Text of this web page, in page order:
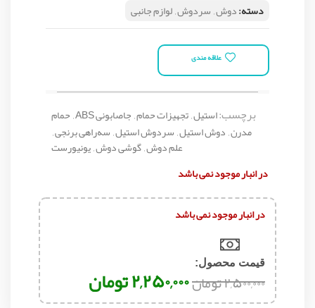
دسته:دوش,سردوش,لوازم جانبی
علاقه مندی
برچسب:استیل,تجهیزات حمام,جاصابونی ABS ,حمام
مدرن,دوش استیل,سردوش استیل,سه‌راهی برنجی,
علم دوش,گوشی دوش,یونیورست
در انبار موجود نمی باشد
در انبار موجود نمی باشد
قیمت محصول:​
۲,۵۰۰,۰۰۰تومان۲,۲۵۰,۰۰۰تومان